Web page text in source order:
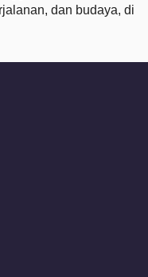
dan budaya, di